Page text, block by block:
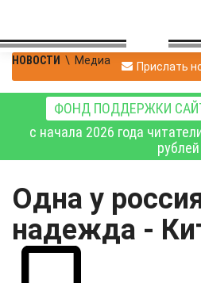
НОВОСТИ \ Медиа Прислать
ФОНД ПОДДЕРЖКИ
с начала 2026 года
рублей
Одна у
надежда -